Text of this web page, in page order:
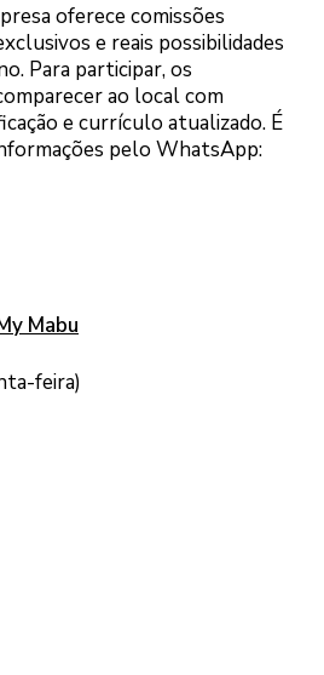
oferece comissões
e reais possibilidades
Para participar, os
ao local com
e currículo atualizado. É
pelo WhatsApp:
Mabu
feira)